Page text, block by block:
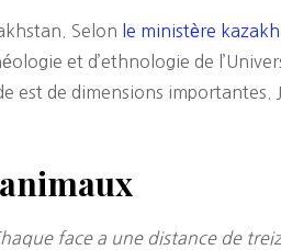
Selon le ministère
et d’ethnologie de
est de dimensions importantes.
face a une distance de